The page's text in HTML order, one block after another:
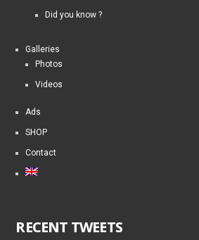
Did you know ?
Galleries
Photos
Videos
Ads
SHOP
Contact
RECENT TWEETS